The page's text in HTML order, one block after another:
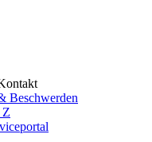
Beschwerden
Z